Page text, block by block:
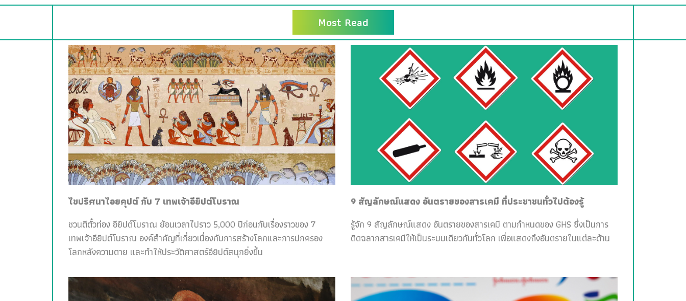
Most Read
ไขปริศนาไอยคุปต์ กับ 7 เทพเจ้าอียิปต์โบราณ
ชวนตีตั๋วท่อง อียิปต์โบราณ ย้อนเวลาไปราว 5,000 ปีก่อนกับเรื่องราวของ 7
เทพเจ้าอียิปต์โบราณ องค์สำคัญที่เกี่ยวเนื่องกับการสร้างโลกและการปกครอง
โลกหลังความตาย และทำให้ประวัติศาสตร์อียิปต์สนุกยิ่งขึ้น
9 สัญลักษณ์แสดง อันตรายของสารเคมี ที่ประชาชนทั่วไปต้องรู้
รู้จัก 9 สัญลักษณ์แสดง อันตรายของสารเคมี ตามกำหนดของ GHS ซึ่งเป็นการ
ติดฉลากสารเคมีให้เป็นระบบเดียวกันทั่วโลก เพื่อแสดงถึงอันตรายในแต่ละด้าน